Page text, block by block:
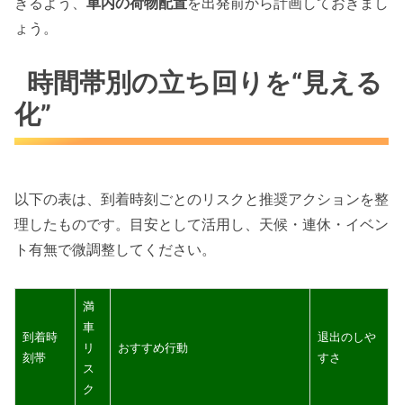
ょう。
時間帯別の立ち回りを“見える
化”
以下の表は、到着時刻ごとのリスクと推奨アクションを整
理したものです。目安として活用し、天候・連休・イベン
ト有無で微調整してください。
到着時
刻帯
満
車
リ
ス
ク
おすすめ行動
退出のしや
すさ